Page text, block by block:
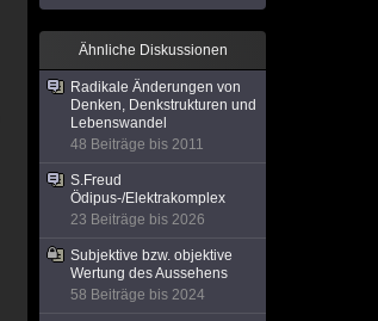
Ähnliche Diskussionen
Radikale Änderungen von
Denken, Denkstrukturen und
Lebenswandel
48 Beiträge bis 2011
S.Freud
Ödipus-/Elektrakomplex
23 Beiträge bis 2026
Subjektive bzw. objektive
Wertung des Aussehens
58 Beiträge bis 2024